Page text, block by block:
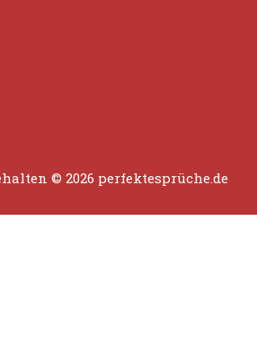
© 2026 perfektesprüche.de